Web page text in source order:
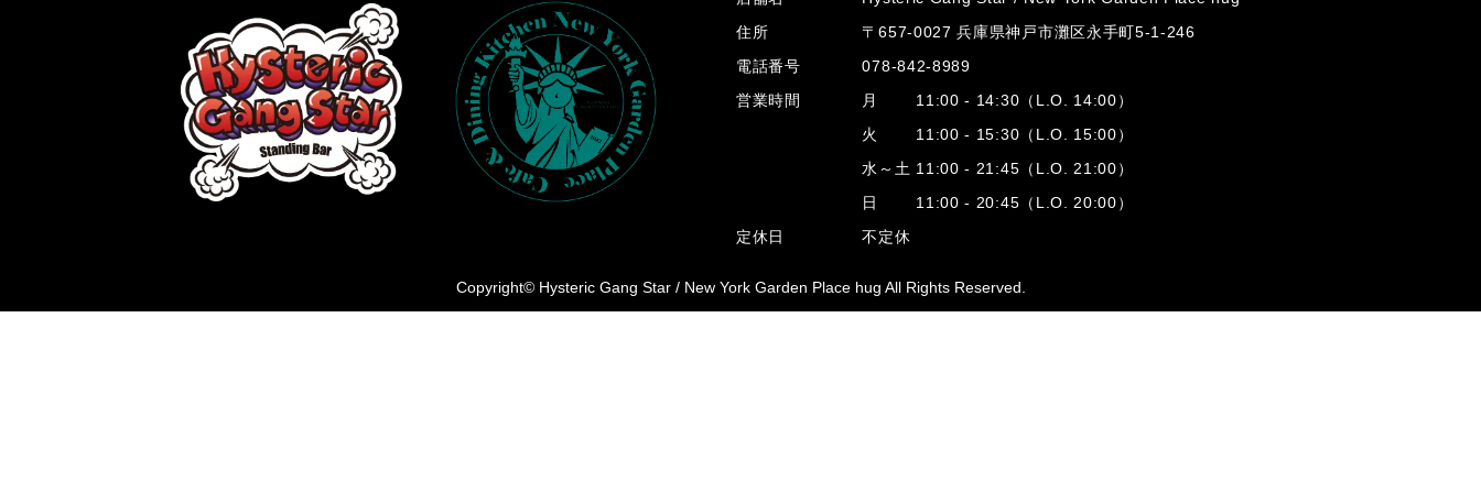
住所
〒657-0027 兵庫県神戸市灘区永手町5-1-246
電話番号
078-842-8989
営業時間
月 11:00 - 14:30（L.O. 14:00）
火 11:00 - 15:30（L.O. 15:00）
水～土 11:00 - 21:45（L.O. 21:00）
日 11:00 - 20:45（L.O. 20:00）
定休日
不定休
Copyright© Hysteric Gang Star / New York Garden Place hug All Rights Reserved.